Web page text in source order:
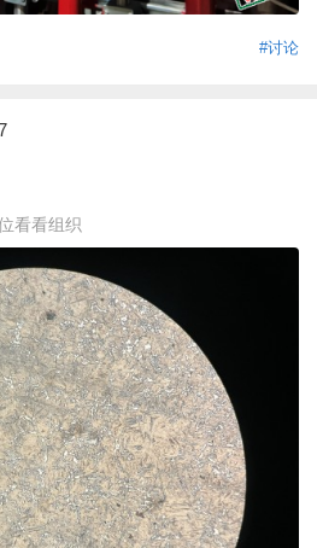
#讨论
看看组织